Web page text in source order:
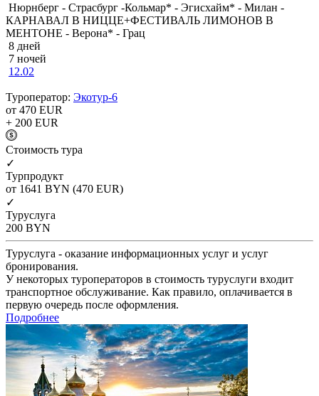
Нюрнберг - Страсбург -Кольмар* - Эгисхайм* - Милан -
КАРНАВАЛ В НИЦЦЕ+ФЕСТИВАЛЬ ЛИМОНОВ В
МЕНТОНЕ - Верона* - Грац
8 дней
7 ночей
12.02
Туроператор: Экотур-6
от 470 EUR
+ 200 EUR
Cтоимость тура
✓
Турпродукт
от 1641 BYN (470 EUR)
✓
Туруслуга
200 BYN
Туруслуга - оказание информационных услуг и услуг
бронирования.
У некоторых туроператоров в стоимость туруслуги входит
транспортное обслуживание. Как правило, оплачивается в
первую очередь после оформления.
Подробнее